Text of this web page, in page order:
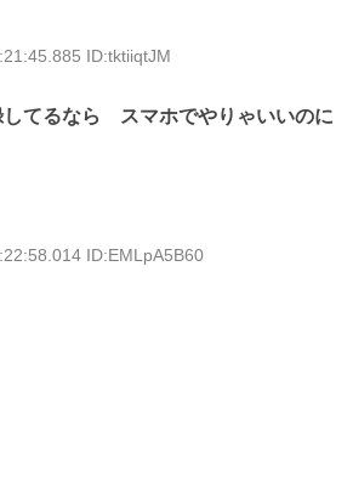
ID:tktiiqtJM
してるなら スマホでやりゃいいのに
ID:EMLpA5B60